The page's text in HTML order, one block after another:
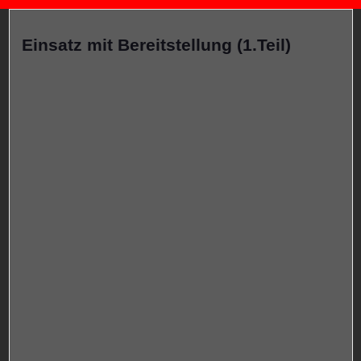
Einsatz mit Bereitstellung (1.Teil)